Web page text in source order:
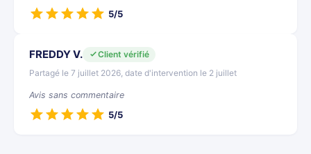
5/5
FREDDY V.
Client vérifié
Partagé le 7 juillet 2026, date d'intervention le 2 juillet
Avis sans commentaire
5/5